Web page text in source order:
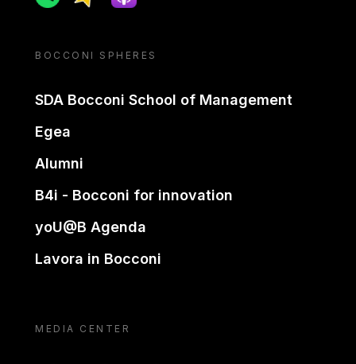
BOCCONI SPHERES
SDA Bocconi School of Management
Egea
Alumni
B4i - Bocconi for innovation
yoU@B Agenda
Lavora in Bocconi
MEDIA CENTER